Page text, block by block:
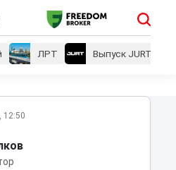
ЛРТ Выпуск JURT
12:50